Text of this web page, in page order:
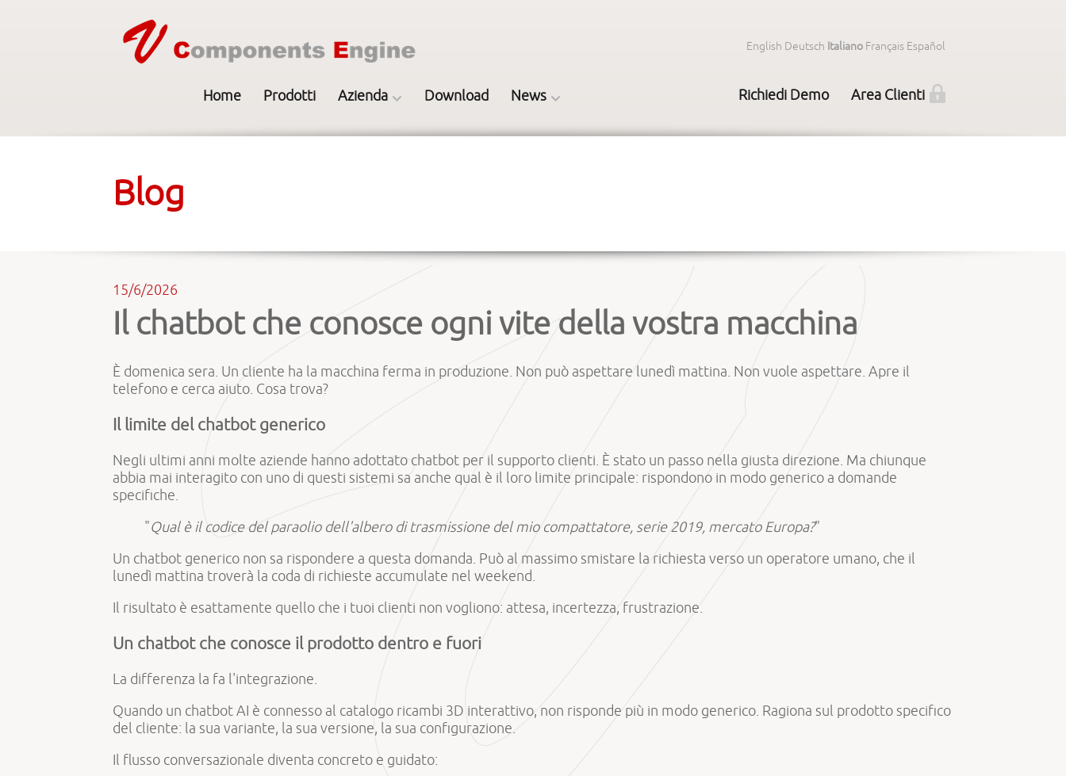
English Deutsch Italiano Français Español
Home Prodotti Azienda Download News Richiedi Demo Area Clienti
Blog
15/6/2026
Il chatbot che conosce ogni vite della vostra macchina
È domenica sera. Un cliente ha la macchina ferma in produzione. Non può aspettare lunedì mattina. Non vuole aspettare. Apre il
telefono e cerca aiuto. Cosa trova?
Il limite del chatbot generico
Negli ultimi anni molte aziende hanno adottato chatbot per il supporto clienti. È stato un passo nella giusta direzione. Ma chiunque
abbia mai interagito con uno di questi sistemi sa anche qual è il loro limite principale: rispondono in modo generico a domande
specifiche.
"Qual è il codice del paraolio dell'albero di trasmissione del mio compattatore, serie 2019, mercato Europa?"
Un chatbot generico non sa rispondere a questa domanda. Può al massimo smistare la richiesta verso un operatore umano, che il
lunedì mattina troverà la coda di richieste accumulate nel weekend.
Il risultato è esattamente quello che i tuoi clienti non vogliono: attesa, incertezza, frustrazione.
Un chatbot che conosce il prodotto dentro e fuori
La differenza la fa l'integrazione.
Quando un chatbot AI è connesso al catalogo ricambi 3D interattivo, non risponde più in modo generico. Ragiona sul prodotto specifico
del cliente: la sua variante, la sua versione, la sua configurazione.
Il flusso conversazionale diventa concreto e guidato: